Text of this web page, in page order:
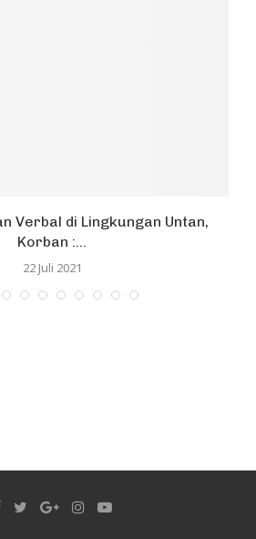
Verbal di Lingkungan Untan,
Korban :...
22 Juli 2021